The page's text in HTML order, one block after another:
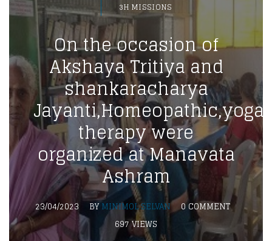
3H MISSIONS
On the occasion of
Akshaya Tritiya and
shankaracharya
Jayanti,Homeopathic,yoga
therapy were
organized at Manavata
Ashram
23/04/2023 BYMINIMOL SELVAN
0 COMMENT
697 VIEWS